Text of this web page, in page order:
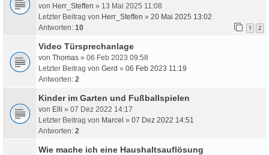
von Herr_Steffen » 13 Mai 2025 11:08
Letzter Beitrag von Herr_Steffen » 20 Mai 2025 13:02
Antworten: 10 1 2
Video Türsprechanlage
von Thomas » 06 Feb 2023 09:58
Letzter Beitrag von Gerd » 06 Feb 2023 11:19
Antworten: 2
Kinder im Garten und Fußballspielen
von Elli » 07 Dez 2022 14:17
Letzter Beitrag von Marcel » 07 Dez 2022 14:51
Antworten: 2
Wie mache ich eine Haushaltsauflösung